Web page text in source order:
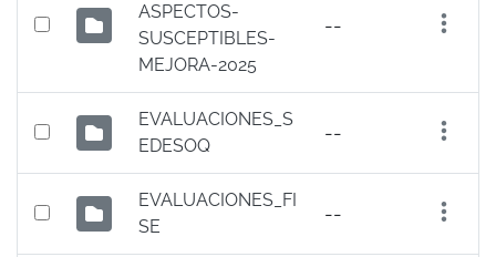
Inicio
ASPECTOS-
SUSCEPTIBLES-
MEJORA-2025
--
EVALUACIONES_S
EDESOQ
--
EVALUACIONES_FI
SE
--